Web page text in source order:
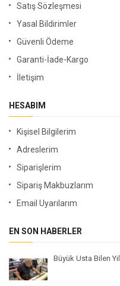
Satış Sözleşmesi
Yasal Bildirimler
Güvenli Ödeme
Garanti-İade-Kargo
İletişim
HESABIM
Kişisel Bilgilerim
Adreslerim
Siparişlerim
Sipariş Makbuzlarım
Email Uyarılarım
EN SON HABERLER
Büyük Usta Bilen